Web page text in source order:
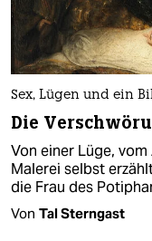
Sex, Lügen und ein
Die
Von einer Lüge,
Malerei selbst
die Frau des
Von Tal Sterngast